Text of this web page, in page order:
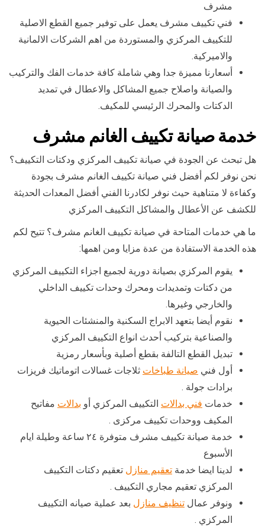
مشرف
فني تكييف مشرف يعمل على توفير جميع القطع الاصلية
للتكييف المركزي والمستوردة من اهم الشركات الالمانية
والاميركية.
أسعارنا مميزة جدا وهي شاملة كافة خدمات الفك والتركيب
والصيانة واصلاح جميع المشاكل والاعطال في تمديد
الدكتات والمحرك الرئيسي للمكيف.
خدمة صيانة تكييف الغانم مشرف
هل تبحث عن الجودة في صيانة تكييف المركزي ودكتات التكييف؟
نحن نوفر لكم أفضل فني صيانة تكييف الغانم مشرف بجودة
وكفاءة لا متناهية حيث نوفر لكادرنا الفني أفضل المعدات الحديثة
للكشف عن الأعطال والمشاكل التكييف المركزي
ما هي خدمات المتاحة في صيانة تكييف الغانم مشرف؟ تتيح لكم
هذه الخدمة الاستفادة من عدة مزايا ومن اهمها:
يقوم المركزي بصيانة دورية لجميع اجزاء التكييف المركزي
من دكتات وتمديدات ومحرك وحدات تكييف الداخلي
والخارجي وغيرها.
نقوم أيضا بتعهد الابراج السكنية والمنشئات الحيوية
والصناعية بتركيب أحدث انواع التكييف المركزي
تبديل القطع التالفة بقطع أصلية وبأسعار رمزية
أول فني صيانة طباخات ثلاجات غسالات اتوماتيك فريزات
برادات جولة .
خدمات فني بدالات التكييف المركزي أو بدالات مفاتيح
المكيف ووحدات تكييف مركزى .
خدمة صيانة تكييف مشرف متوفرة ٢٤ ساعة وطيلة ايام
الأسبوع
لدينا ايضا خدمة تعقيم منازل تعقيم دكتات التكييف
المركزي تعقيم مجاري التكييف .
ونوفر عمال تنظيف منازل بعد عملية صيانه التكييف
المركزي .